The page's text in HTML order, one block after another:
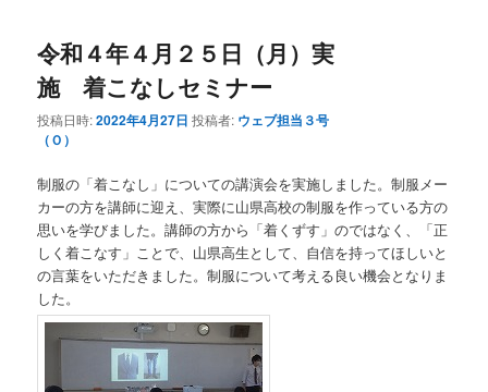
ツ
へ
動
へ
移
令和４年４月２５日（月）実
施 着こなしセミナー
投稿日時:2022年4月27日 投稿者: ウェブ担当３号
（Ｏ）
制服の「着こなし」についての講演会を実施しました。制服メー
カーの方を講師に迎え、実際に山県高校の制服を作っている方の
思いを学びました。講師の方から「着くずす」のではなく、「正
しく着こなす」ことで、山県高生として、自信を持ってほしいと
の言葉をいただきました。制服について考える良い機会となりま
した。